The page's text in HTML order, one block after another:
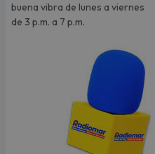
buena vibra de lunes a viernes
de 3 p.m. a 7 p.m.